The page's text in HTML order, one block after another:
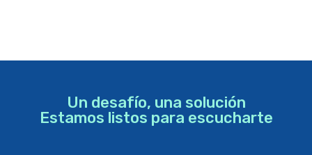
Un desafío, una solución
Estamos listos para escucharte